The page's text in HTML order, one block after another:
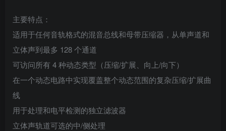
主要特点：
适用于任何音轨格式的混音总线和母带压缩器，从单声道和
立体声到最多 128 个通道
可访问所有 4 种动态类型（压缩/扩展、向上/向下）
在一个动态电路中实现覆盖整个动态范围的复杂压缩/扩展曲
线
用于处理和电平检测的独立滤波器
立体声轨道可选的中/侧处理